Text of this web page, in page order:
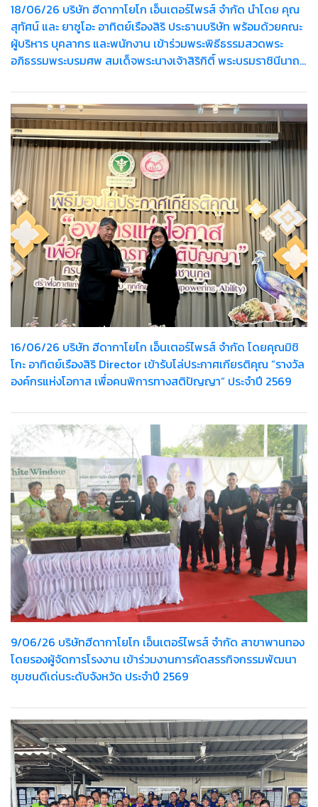
18/06/26 บริษัท ฮีดากาโยโก เอ็นเตอร์ไพรส์ จำกัด นำโดย คุณ
สุทัศน์ และ ยาซูโอะ อาทิตย์เรืองสิริ ประธานบริษัท พร้อมด้วยคณะ
ผู้บริหาร บุคลากร และพนักงาน เข้าร่วมพระพิธีธรรมสวดพระ
อภิธรรมพระบรมศพ สมเด็จพระนางเจ้าสิริกิติ์ พระบรมราชินีนาถ
16/06/26 บริษัท ฮีดากาโยโก เอ็นเตอร์ไพรส์ จำกัด โดยคุณมิชิ
โกะ อาทิตย์เรืองสิริ Director เข้ารับโล่ประกาศเกียรติคุณ “รางวัล
องค์กรแห่งโอกาส เพื่อคนพิการทางสติปัญญา” ประจำปี 2569
9/06/26 บริษัทฮีดากาโยโก เอ็นเตอร์ไพรส์ จำกัด สาขาพานทอง
โดยรองผู้จัดการโรงงาน เข้าร่วมงานการคัดสรรกิจกรรมพัฒนา
ชุมชนดีเด่นระดับจังหวัด ประจำปี 2569